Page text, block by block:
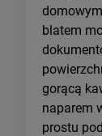
blatem
gorącą
naparem
prostu